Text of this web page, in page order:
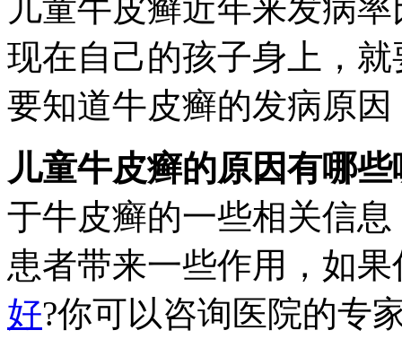
儿童牛皮癣近年来发病
现在自己的孩子身上，
要知道牛皮癣的发病原
儿童牛皮癣的原因有哪些
于牛皮癣的一些相关信
患者带来一些作用，如
好?你可以咨询医院的专